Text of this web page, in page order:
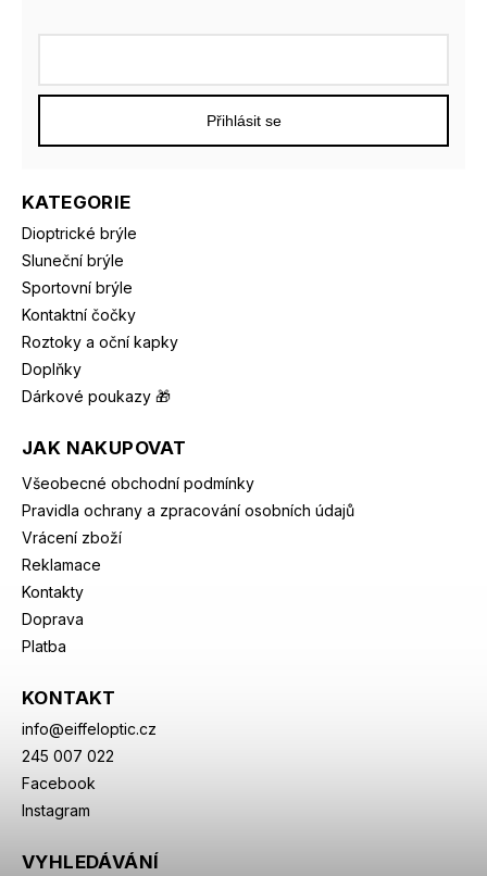
KATEGORIE
Dioptrické brýle
Sluneční brýle
Sportovní brýle
Kontaktní čočky
Roztoky a oční kapky
Doplňky
Dárkové poukazy 🎁
JAK NAKUPOVAT
Všeobecné obchodní podmínky
Pravidla ochrany a zpracování osobních údajů
Vrácení zboží
Reklamace
Kontakty
Doprava
Platba
KONTAKT
info@eiffeloptic.cz
245 007 022
Facebook
Instagram
Přihlásit se
VYHLEDÁVÁNÍ